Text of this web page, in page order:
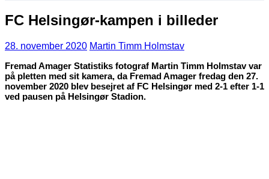
FC Helsingør-kampen i billeder
28. november 2020 Martin Timm Holmstav
Fremad Amager Statistiks fotograf Martin Timm Holmstav var
på pletten med sit kamera, da Fremad Amager fredag den 27.
november 2020 blev besejret af FC Helsingør med 2-1 efter 1-1
ved pausen på Helsingør Stadion.